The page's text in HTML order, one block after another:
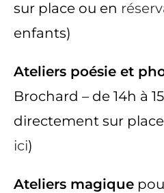
sur place ou en
enfants)
Ateliers poésie et
Brochard – de 14h à
directement sur
ici)
Ateliers magique